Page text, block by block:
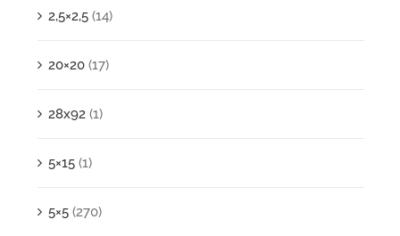
2,5×2,5 (14)
20×20 (17)
28x92 (1)
5×15 (1)
5×5 (270)